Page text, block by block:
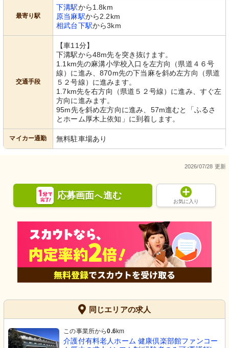
最寄り駅
下溝駅から1.8km
原当麻駅から2.2km
相武台下駅から3km
交通手段
【車11分】
下溝駅から48m先を突き抜けます。
1.1km先の麻溝小学校入口を左方向（県道４６号
線）に進み、870m先の下当麻を斜め左方向（県道
５２号線）に進みます。
1.7km先を右方向（県道５２号線）に進み、すぐ左
方向に進みます。
95m先を斜め左方向に進み、57m進むと「ふるさ
とホーム厚木上依知」に到着します。
マイカー通勤 無料駐車場あり
2026/07/28 更新
応募画面へ進む
お気に入り
同じエリアの求人
この事業所から0.6km
介護付有料老人ホーム 健康倶楽部館ファンコー